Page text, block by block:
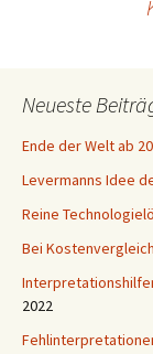
Neueste
Ende der Welt ab
Levermanns Idee
Reine
Bei
2022